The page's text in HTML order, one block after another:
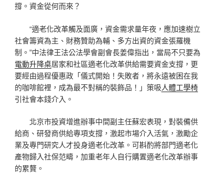
撐。資金從何而來？
“適老化改革觸及面廣，資金需求量年夜，應加速樹立
社會籌資為主、財務贊助為輔、多方出資的資金張羅機
制。”中法律王法公法學會副會長姜偉指出，當局不只要為
電動升降桌居家和社區適老化改革供給需要資金支撐，更
要經由過程優惠政「儀式開始！失敗者，將永遠被困在我
的咖啡館裡，成為最不對稱的裝飾品！」策吸人體工學椅
引社會本錢介入。
北京市投資增進辦事中間副主任蘇宏表現，對裝備供
給商、研發商供給專項支撐，激起市場介入活氣，激勵企
業及專門研究人才投身適老化改革。可斟酌將部門適老化
產物歸入社保范疇，加重老年人自行購置適老化改革辦事
的累贅。